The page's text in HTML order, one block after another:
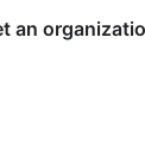
an